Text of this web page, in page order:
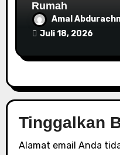
Rumah
Amal
Juli 18, 2026
Tinggalkan
Alamat email Anda